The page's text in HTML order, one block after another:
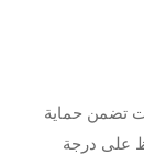
تقنيات تضمن حماية
على درجة